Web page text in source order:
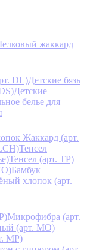
жаккард
DL)Детские бязь
Детские
белье для
Жаккард (арт.
Тенсел
Тенсел (арт. ТР)
Бамбук
хлопок (арт.
Микрофибра (арт.
(арт. MO)
MР)